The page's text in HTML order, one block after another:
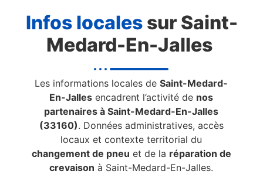
Infos localessur Saint-
Medard-En-Jalles
Les informations locales deSaint-Medard-
En-Jalles encadrent l’activité de nos
partenaires à Saint-Medard-En-Jalles
(33160). Données administratives, accès
locaux et contexte territorial du
changement de pneu et de la réparation de
crevaison à Saint-Medard-En-Jalles.